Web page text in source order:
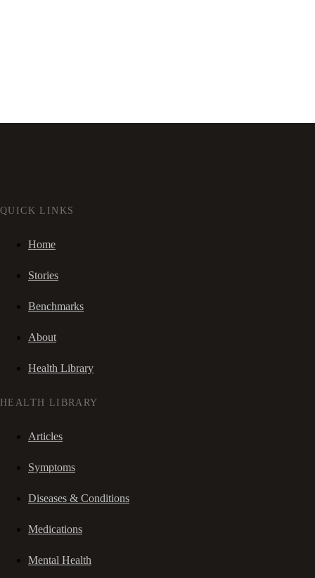
QUICK LINKS
Home
Stories
Benchmarks
About
Health Library
HEALTH LIBRARY
Articles
Symptoms
Diseases & Conditions
Medications
Mental Health